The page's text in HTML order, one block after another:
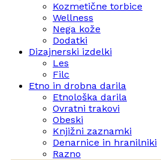
Kozmetične torbice
Wellness
Nega kože
Dodatki
Dizajnerski izdelki
Les
Filc
Etno in drobna darila
Etnološka darila
Ovratni trakovi
Obeski
Knjižni zaznamki
Denarnice in hranilniki
Razno